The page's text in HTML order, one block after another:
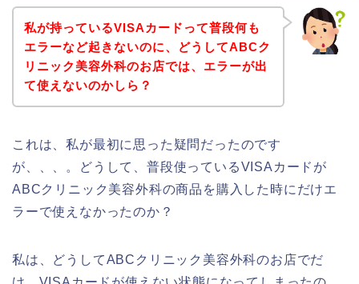
私が持っているVISAカードって普段何も
エラーなど起きないのに、どうしてABCク
リニック美容外科のお店では、エラーが出
て使えないのかしら？
これは、私が最初に思った疑問だったのです
が、、、。どうして、普段使っているVISAカードが
ABCクリニック美容外科の商品を購入した時にだけエ
ラーで使えなかったのか？
私は、どうしてABCクリニック美容外科のお店でだ